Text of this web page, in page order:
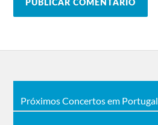
Próximos Concertos em Portugal